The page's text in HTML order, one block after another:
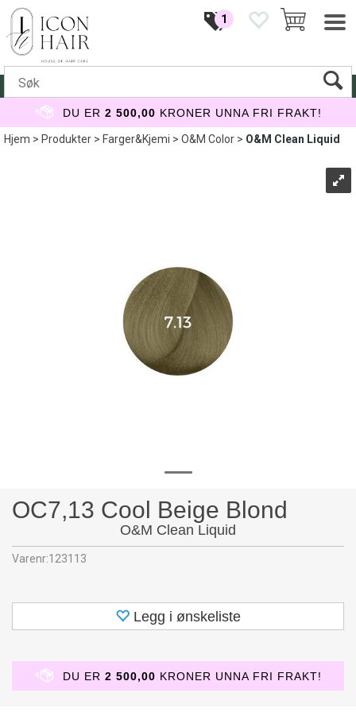
1
DU ER 2 500,00 KRONER UNNA FRI FRAKT!
Hjem>Produkter>Farger&Kjemi>O&M Color>O&M Clean Liquid
OC7,13 Cool Beige Blond
O&M Clean Liquid
Varenr:123113
Legg i ønskeliste
DU ER 2 500,00 KRONER UNNA FRI FRAKT!